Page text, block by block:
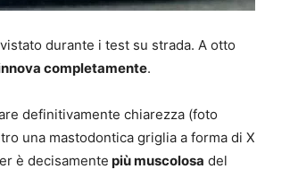
durante i test su strada. A otto
completamente.
definitivamente chiarezza (foto
una mastodontica griglia a forma di X
è decisamente più muscolosa del